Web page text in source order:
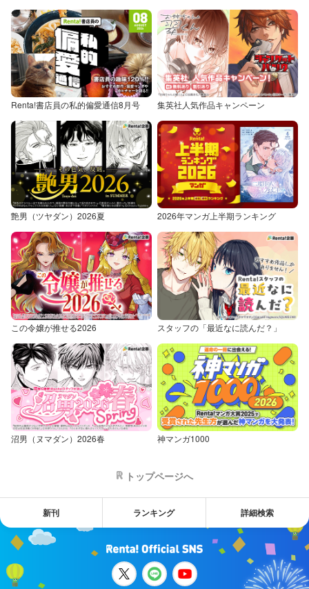
Renta!書店員の私的偏愛通信8月号 集英社人気作品キャンペーン
艶男（ツヤダン）2026夏 2026年マンガ上半期ランキング
この令嬢が推せる2026 スタッフの「最近なに読んだ？」
沼男（ヌマダン）2026春 神マンガ1000
トップページへ
新刊 ランキング 詳細検索